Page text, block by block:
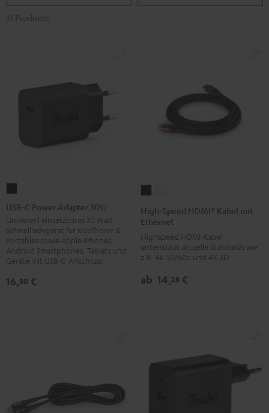
C
Power
Adapter
30W
Schwarz
USB-C Power Adapter 30W
Universell einsetzbares 30 Watt
Schnellladegerät für Kopfhörer &
Portables sowie Apple iPhones,
Android Smartphones, Tablets und
Geräte mit USB-C-Anschluss
16,80 €
Speed
HDMI®
Kabel
mit
Ethernet
Schwarz
Speed
HDMI®
Kabel
mit
Ethernet
Weiß
High-Speed HDMI® Kabel mit
Ethernet
Highspeed HDMI-Kabel
unterstützt aktuelle Standards wie
z.B. 4K 50/60p und 4K 3D
ab 14,28 €